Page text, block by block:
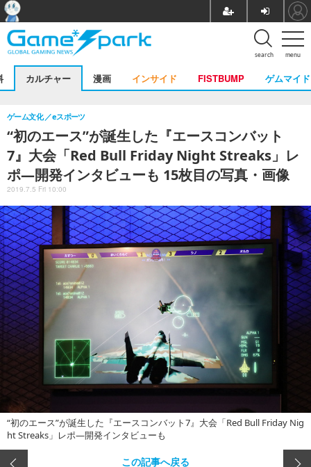
menu
search
カルチャー 漫画 インサイド FISTBUMP ゲムマイド
“初のエース”が誕生した『エースコンバット
7』大会「Red Bull Friday Night Streaks」レ
ポ―開発インタビューも 15枚目の写真・画像
ゲーム文化 eスポーツ
2019.7.5 Fri 10:00
“初のエース”が誕生した『エースコンバット7』大会「Red Bull Friday Nig
ht Streaks」レポ―開発インタビューも
この記事へ戻る